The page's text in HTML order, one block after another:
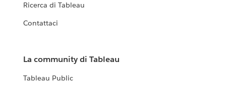
Ricerca di Tableau
Contattaci
La community di Tableau
Tableau Public